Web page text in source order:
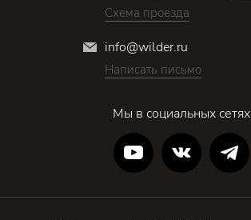
Схема проезда
info@wilder.ru
Написать письмо
Мы в социальных сетях